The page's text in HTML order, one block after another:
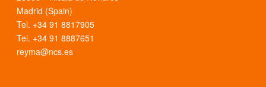
Madrid (Spain)
Tel. +34 91 8817905
Tel. +34 91 8887651
reyma@ncs.es